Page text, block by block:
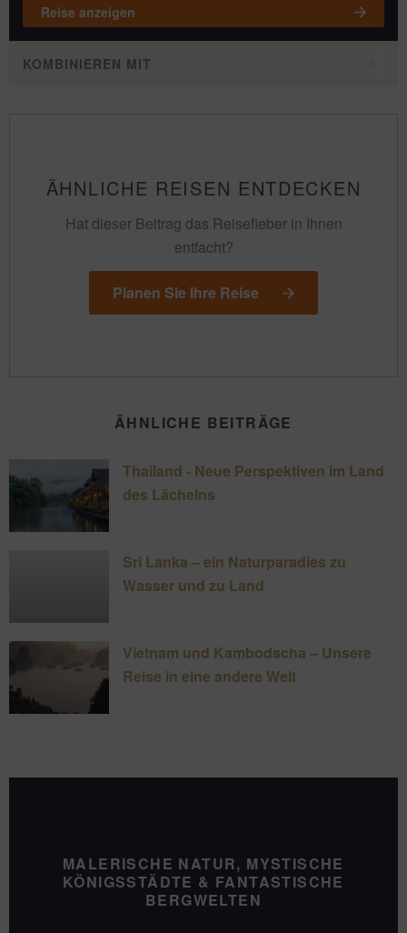
Reise anzeigen
KOMBINIEREN MIT
ÄHNLICHE REISEN ENTDECKEN
Hat dieser Beitrag das Reisefieber in Ihnen
entfacht?
Planen Sie Ihre Reise
ÄHNLICHE BEITRÄGE
Thailand - Neue Perspektiven im Land
des Lächelns
Sri Lanka – ein Naturparadies zu
Wasser und zu Land
Vietnam und Kambodscha – Unsere
Reise in eine andere Welt
MALERISCHE NATUR, MYSTISCHE
KÖNIGSSTÄDTE & FANTASTISCHE
BERGWELTEN